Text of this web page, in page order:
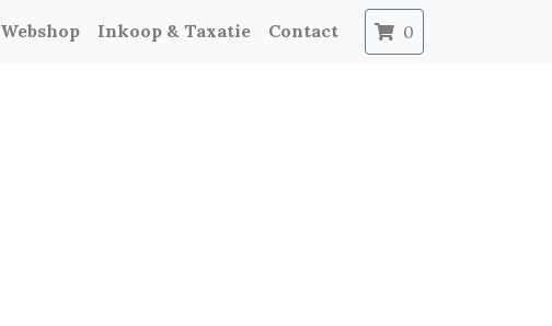
Webshop Inkoop & Taxatie Contact 0